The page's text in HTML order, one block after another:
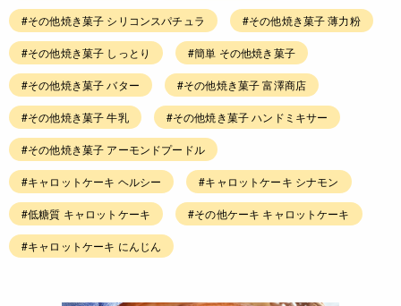
#その他焼き菓子 シリコンスパチュラ #その他焼き菓子 薄力粉
#その他焼き菓子 しっとり #簡単 その他焼き菓子
#その他焼き菓子 バター #その他焼き菓子 富澤商店
#その他焼き菓子 牛乳 #その他焼き菓子 ハンドミキサー
#その他焼き菓子 アーモンドプードル
#キャロットケーキ ヘルシー #キャロットケーキ シナモン
#低糖質 キャロットケーキ #その他ケーキ キャロットケーキ
#キャロットケーキ にんじん